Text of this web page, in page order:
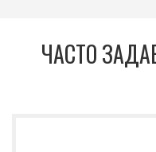
ЧАСТО